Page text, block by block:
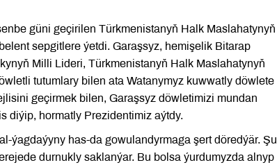
güni geçirilen Türkmenistanyň Halk Maslahatynyň
sepgitlere ýetdi. Garaşsyz, hemişelik Bitarap
Milli Lideri, Türkmenistanyň Halk Maslahatynyň
tutumlary bilen ata Watanymyz kuwwatly döwlete
geçirmek bilen, Garaşsyz döwletimizi mundan
diýip, hormatly Prezidentimiz aýtdy.
ýagdaýyny has-da gowulandyrmaga şert döredýär. Şu
durnukly saklanýar. Bu bolsa ýurdumyzda alnyp